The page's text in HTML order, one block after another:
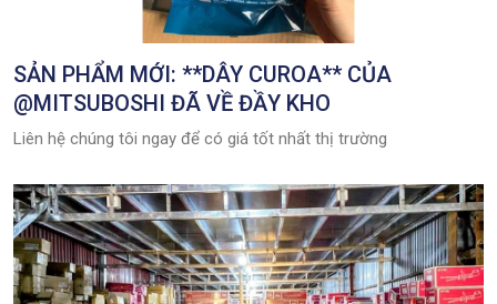
SẢN PHẨM MỚI: **DÂY CUROA** CỦA
@MITSUBOSHI ĐÃ VỀ ĐẦY KHO
Liên hệ chúng tôi ngay để có giá tốt nhất thị trường